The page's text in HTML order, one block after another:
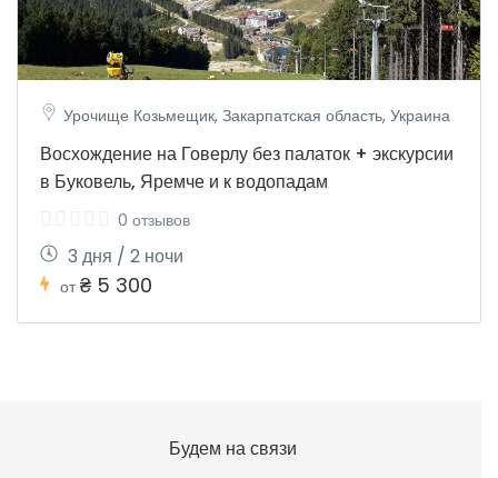
Урочище Козьмещик, Закарпатская область, Украина
Восхождение на Говерлу без палаток + экскурсии
в Буковель, Яремче и к водопадам
0 отзывов
3 дня / 2 ночи
от₴ 5 300
Будем на связи